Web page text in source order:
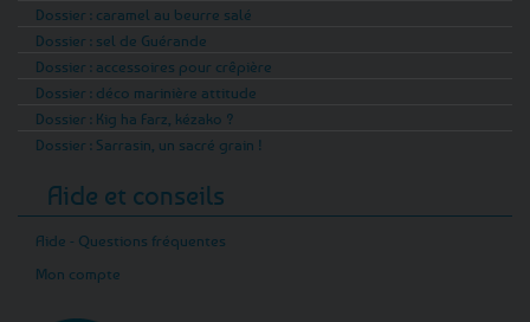
Dossier : caramel au beurre salé
Dossier : sel de Guérande
Dossier : accessoires pour crêpière
Dossier : déco marinière attitude
Dossier : Kig ha Farz, kézako ?
Dossier : Sarrasin, un sacré grain !
Aide et conseils
Aide - Questions fréquentes
Mon compte